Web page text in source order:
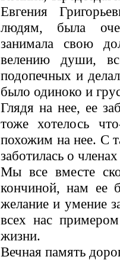
Евгения
людям, была
занимала свою
велению души,
подопечных и
было одиноко и
Глядя на нее, ее
тоже хотелось
похожим на нее. С
заботилась о
Мы все вместе
кончиной, нам ее
желание и умение
всех нас
жизни.
Вечная память